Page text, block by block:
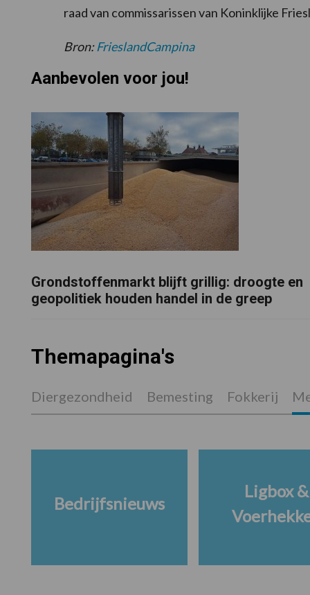
raad van commissarissen van Koninklijke
Bron:FrieslandCampina
Aanbevolen voor jou!
Grondstoffenmarkt blijft grillig: droogte en
geopolitiek houden handel in de greep
Themapagina's
Diergezondheid Bemesting Fokkerij
Bedrijfsnieuws
Ligbox &